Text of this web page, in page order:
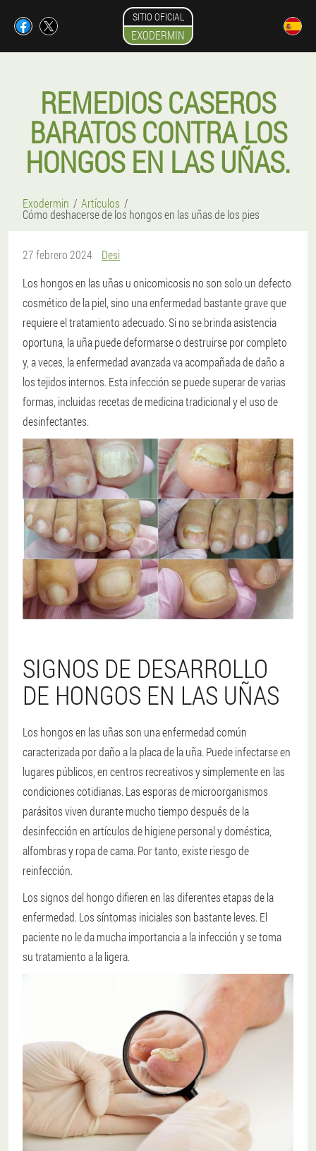
SITIO OFICIAL
EXODERMIN
REMEDIOS CASEROS
BARATOS CONTRA LOS
HONGOS EN LAS UÑAS.
Exodermin Artículos
Cómo deshacerse de los hongos en las uñas de los pies
27 febrero 2024
Desi
Los hongos en las uñas u onicomicosis no son solo un defecto
cosmético de la piel, sino una enfermedad bastante grave que
requiere el tratamiento adecuado. Si no se brinda asistencia
oportuna, la uña puede deformarse o destruirse por completo
y, a veces, la enfermedad avanzada va acompañada de daño a
los tejidos internos. Esta infección se puede superar de varias
formas, incluidas recetas de medicina tradicional y el uso de
desinfectantes.
SIGNOS DE DESARROLLO
DE HONGOS EN LAS UÑAS
Los hongos en las uñas son una enfermedad común
caracterizada por daño a la placa de la uña. Puede infectarse en
lugares públicos, en centros recreativos y simplemente en las
condiciones cotidianas. Las esporas de microorganismos
parásitos viven durante mucho tiempo después de la
desinfección en artículos de higiene personal y doméstica,
alfombras y ropa de cama. Por tanto, existe riesgo de
reinfección.
Los signos del hongo difieren en las diferentes etapas de la
enfermedad. Los síntomas iniciales son bastante leves. El
paciente no le da mucha importancia a la infección y se toma
su tratamiento a la ligera.